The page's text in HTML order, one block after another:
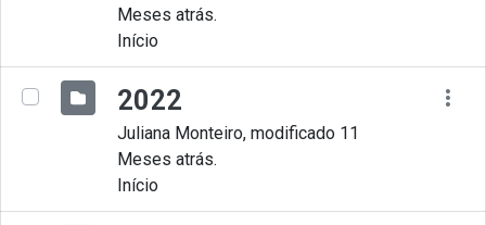
Meses atrás.
Início
2022
Juliana Monteiro, modificado 11
Meses atrás.
Início